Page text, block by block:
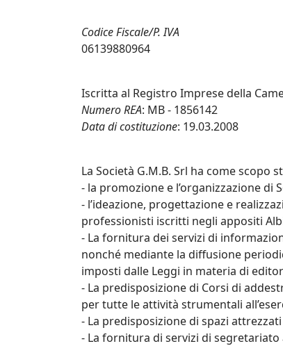
Codice Fiscale/P. IVA
06139880964
Iscritta al Registro Imprese della
Numero REA: MB - 1856142
Data di costituzione: 19.03.2008
La Società G.M.B. Srl ha come scopo
- la promozione e l’organizzazione
- l’ideazione, progettazione e
professionisti iscritti negli appositi
- La fornitura dei servizi di
nonché mediante la diffusione
imposti dalle Leggi in materia di
- La predisposizione di Corsi di
per tutte le attività strumentali
- La predisposizione di spazi
- La fornitura di servizi di segretariato